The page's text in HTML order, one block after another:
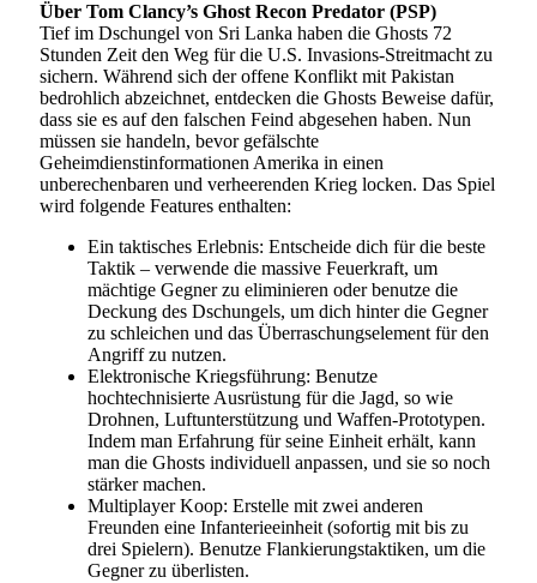
Über Tom Clancy’s Ghost Recon Predator (PSP)
Tief im Dschungel von Sri Lanka haben die Ghosts 72
Stunden Zeit den Weg für die U.S. Invasions-Streitmacht zu
sichern. Während sich der offene Konflikt mit Pakistan
bedrohlich abzeichnet, entdecken die Ghosts Beweise dafür,
dass sie es auf den falschen Feind abgesehen haben. Nun
müssen sie handeln, bevor gefälschte
Geheimdienstinformationen Amerika in einen
unberechenbaren und verheerenden Krieg locken. Das Spiel
wird folgende Features enthalten:
Ein taktisches Erlebnis: Entscheide dich für die beste
Taktik – verwende die massive Feuerkraft, um
mächtige Gegner zu eliminieren oder benutze die
Deckung des Dschungels, um dich hinter die Gegner
zu schleichen und das Überraschungselement für den
Angriff zu nutzen.
Elektronische Kriegsführung: Benutze
hochtechnisierte Ausrüstung für die Jagd, so wie
Drohnen, Luftunterstützung und Waffen-Prototypen.
Indem man Erfahrung für seine Einheit erhält, kann
man die Ghosts individuell anpassen, und sie so noch
stärker machen.
Multiplayer Koop: Erstelle mit zwei anderen
Freunden eine Infanterieeinheit (sofortig mit bis zu
drei Spielern). Benutze Flankierungstaktiken, um die
Gegner zu überlisten.